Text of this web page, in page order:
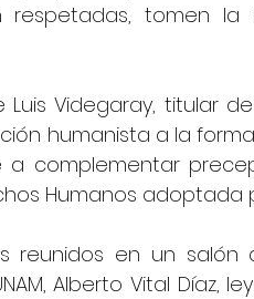
respetadas, tomen
Videgaray, titular
humanista a la
complementar
Humanos adoptada
reunidos en un
Alberto Vital Díaz,